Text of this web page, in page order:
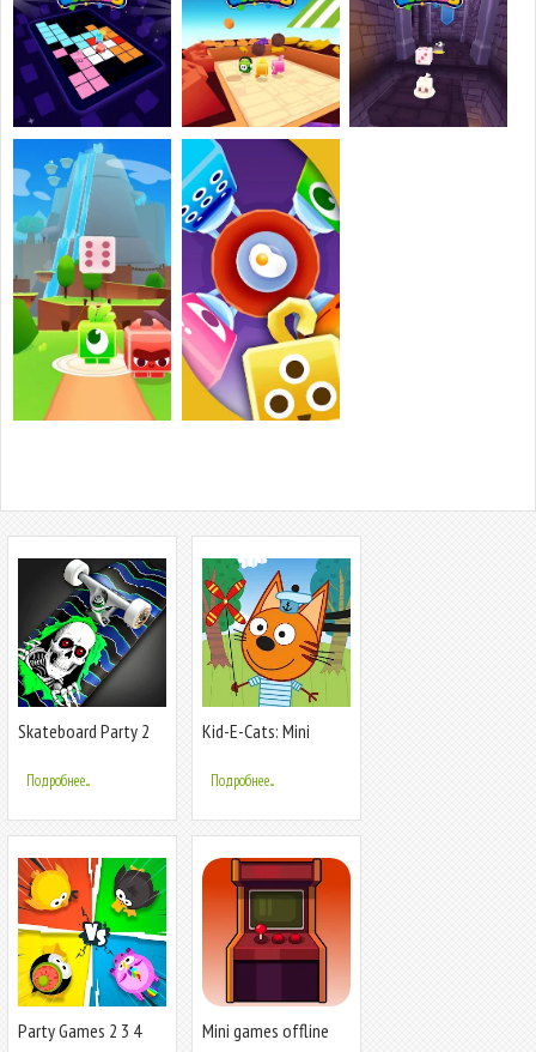
Skateboard Party 2
Подробнее...
Kid-E-Cats: Mini
Подробнее...
Party Games 2 3 4
Mini games offline